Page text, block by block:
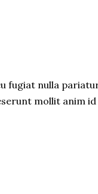
fugiat nulla
mollit anim